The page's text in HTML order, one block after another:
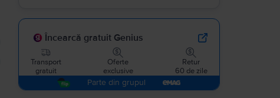
Încearcă gratuit Genius
Transport
gratuit
Oferte
exclusive
Retur
60 de zile
Parte din grupul